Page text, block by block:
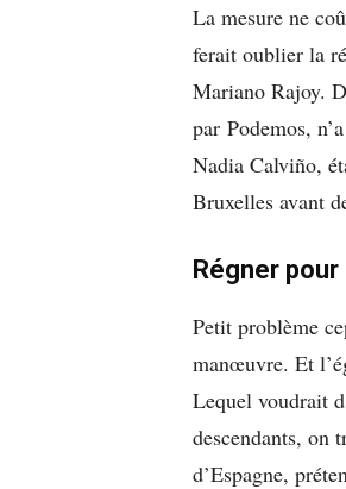
La mesure ne
ferait oublier la
Mariano Rajoy.
par Podemos,
Nadia Calviño,
Bruxelles avant
Régner
Petit problème
manœuvre. Et
Lequel voudrait
descendants, on
d’Espagne,